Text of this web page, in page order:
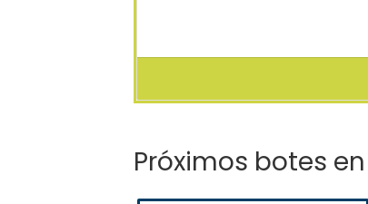
Próximos botes